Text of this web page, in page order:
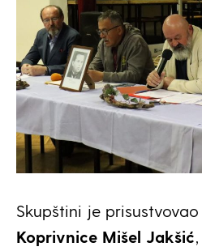
Skupštini je prisustvovao
Koprivnice Mišel Jakšić